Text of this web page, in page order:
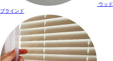
ウッド
ブラインド